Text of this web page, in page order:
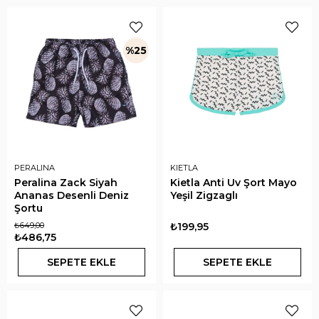
PERALINA
Peralina Zack Siyah
Ananas Desenli Deniz
Şortu
₺486,75
₺649,00
SEPETE EKLE
%25
KIETLA
Kietla Anti Uv Şort Mayo
Yeşil Zigzaglı
₺199,95
SEPETE EKLE